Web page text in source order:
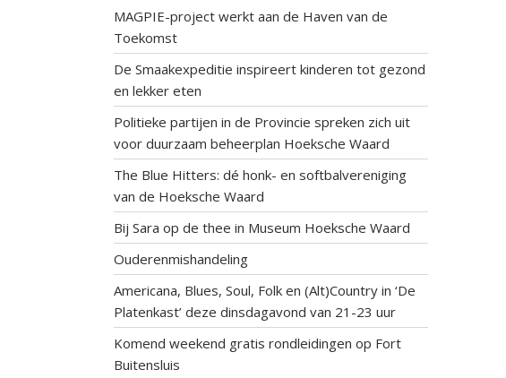
MAGPIE-project werkt aan de Haven van de
Toekomst
De Smaakexpeditie inspireert kinderen tot gezond
en lekker eten
Politieke partijen in de Provincie spreken zich uit
voor duurzaam beheerplan Hoeksche Waard
The Blue Hitters: dé honk- en softbalvereniging
van de Hoeksche Waard
Bij Sara op de thee in Museum Hoeksche Waard
Ouderenmishandeling
Americana, Blues, Soul, Folk en (Alt)Country in ‘De
Platenkast’ deze dinsdagavond van 21-23 uur
Komend weekend gratis rondleidingen op Fort
Buitensluis